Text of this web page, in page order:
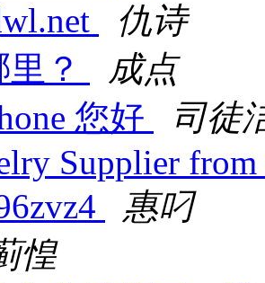
仇诗
？
成点
您好
司徒
Supplier
惠叼
惶